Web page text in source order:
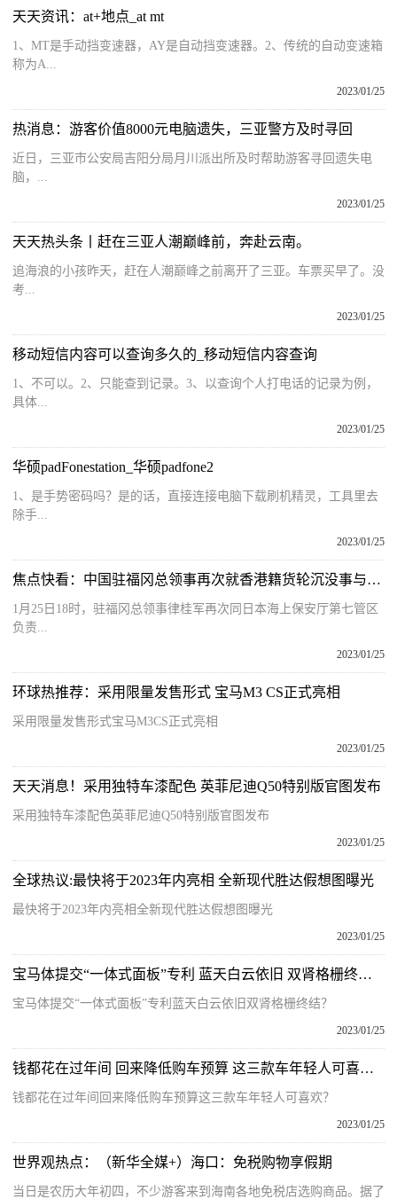
天天资讯：at+地点_at mt
1、MT是手动挡变速器，AY是自动挡变速器。2、传统的自动变速箱
称为A...
2023/01/25
热消息：游客价值8000元电脑遗失，三亚警方及时寻回
近日，三亚市公安局吉阳分局月川派出所及时帮助游客寻回遗失电
脑，...
2023/01/25
天天热头条丨赶在三亚人潮巅峰前，奔赴云南。
追海浪的小孩昨天，赶在人潮巅峰之前离开了三亚。车票买早了。没
考...
2023/01/25
移动短信内容可以查询多久的_移动短信内容查询
1、不可以。2、只能查到记录。3、以查询个人打电话的记录为例，
具体...
2023/01/25
华硕padFonestation_华硕padfone2
1、是手势密码吗？是的话，直接连接电脑下载刷机精灵，工具里去
除手...
2023/01/25
焦点快看：中国驻福冈总领事再次就香港籍货轮沉没事与日本搜救部门通电话
1月25日18时，驻福冈总领事律桂军再次同日本海上保安厅第七管区
负责...
2023/01/25
环球热推荐：采用限量发售形式 宝马M3 CS正式亮相
采用限量发售形式宝马M3CS正式亮相
2023/01/25
天天消息！采用独特车漆配色 英菲尼迪Q50特别版官图发布
采用独特车漆配色英菲尼迪Q50特别版官图发布
2023/01/25
全球热议:最快将于2023年内亮相 全新现代胜达假想图曝光
最快将于2023年内亮相全新现代胜达假想图曝光
2023/01/25
宝马体提交“一体式面板”专利 蓝天白云依旧 双肾格栅终结？
宝马体提交“一体式面板”专利蓝天白云依旧双肾格栅终结？
2023/01/25
钱都花在过年间 回来降低购车预算 这三款车年轻人可喜欢？
钱都花在过年间回来降低购车预算这三款车年轻人可喜欢？
2023/01/25
世界观热点：（新华全媒+）海口：免税购物享假期
当日是农历大年初四，不少游客来到海南各地免税店选购商品。据了